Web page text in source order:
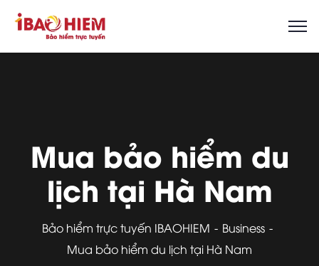
Mua bảo hiểm du
lịch tại Hà Nam
Bảo hiểm trực tuyến IBAOHIEM
Business
Mua bảo hiểm du lịch tại Hà Nam